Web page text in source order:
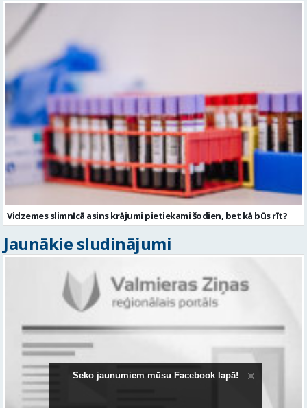
Vidzemes slimnīcā asins krājumi pietiekami šodien, bet kā būs rīt?
Jaunākie sludinājumi
Seko jaunumiem mūsu Facebook lapā!